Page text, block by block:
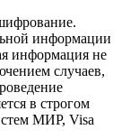
информации
информация не
случаев,
в строгом
МИР, Visa